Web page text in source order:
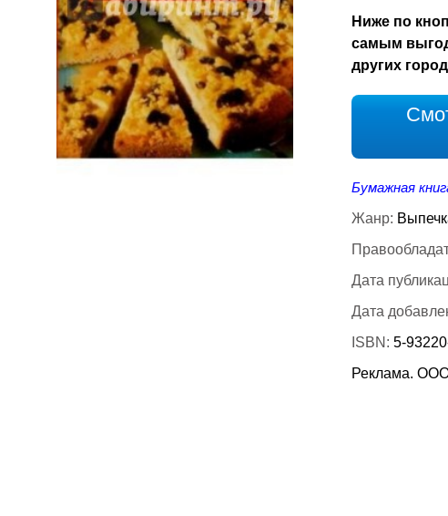
Ниже по
самым
других
Бумажная
Жанр:
Дата
Дата
ISBN: 5-
Реклама.